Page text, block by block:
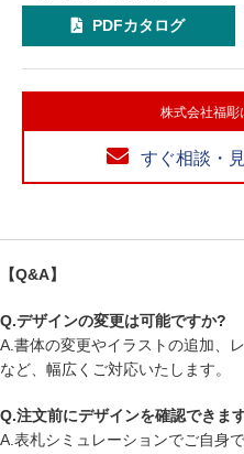
PDFカタログ
株式会社福彫
すぐ相談・
【Q&A】
Q.デザインの変更は可能ですか?
A.書体の変更やイラストの追加、
など、幅広くご対応いたします。
Q.注文前にデザインを確認できま
A.表札シミュレーションでご自身